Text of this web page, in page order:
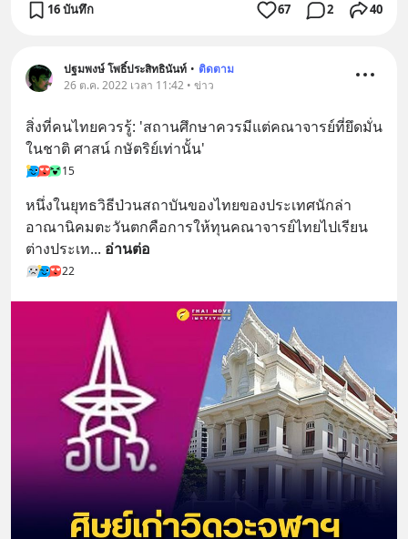
16 บันทึก 67 2 40
ปฐมพงษ์ โพธิ์ประสิทธินันท์ • ติดตาม
26 ต.ค. 2022 เวลา 11:42 • ข่าว
สิ่งที่คนไทยควรรู้: 'สถานศึกษาควรมีแต่คณาจารย์ที่ยึดมั่น
ในชาติ ศาสน์ กษัตริย์เท่านั้น'
15
หนึ่งในยุทธวิธีป่วนสถาบันของไทยของประเทศนักล่า
อาณานิคมตะวันตกคือการให้ทุนคณาจารย์ไทยไปเรียน
ต่างประเท... อ่านต่อ
22